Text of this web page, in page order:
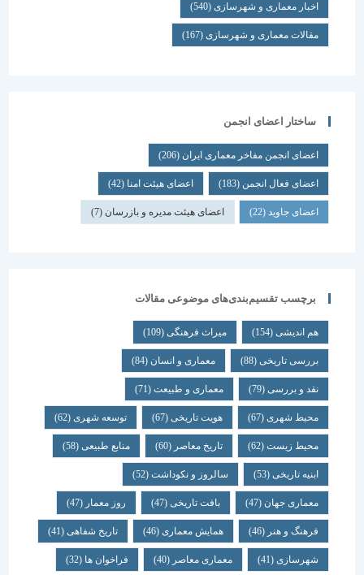
اخبار معماری و شهرسازی(540)
مقالات معماری و شهرسازی(167)
ساختار اعضای انجمن
اعضای انجمن مفاخر معماری ایران (206)
اعضای فعال انجمن(183) اعضای هیئت امنا(42)
اعضای جاوید(22) اعضای هیئت مدیره و بازرسان(7)
برچسب تقسیم‌بندی‌های موضوعی مقالات
هم اندیشی (154) میراث فرهنگی (109)
بررسی تاریخی (88) معماری و انسان (84)
نقد و بررسی (79) معماری و طبیعت (71)
محیط شهری(67) هویت تاریخی(67) توسعه شهری(62)
محیط زیست(62) تاریخ معاصر(60) منابع طبیعی(58)
ابنیه تاریخی(53) سالروز و نکوداشت(52)
معماری جهان (47) بافت تاریخی(47) روز معمار(47)
فرهنگ و هنر(46) همایش معماری (46) تاریخ شفاهی (41)
شهرسازی(41) معماری معاصر(40) فراخوان ها (32)